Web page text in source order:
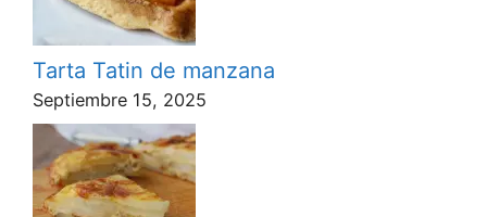
Tarta Tatin de manzana
Septiembre 15, 2025